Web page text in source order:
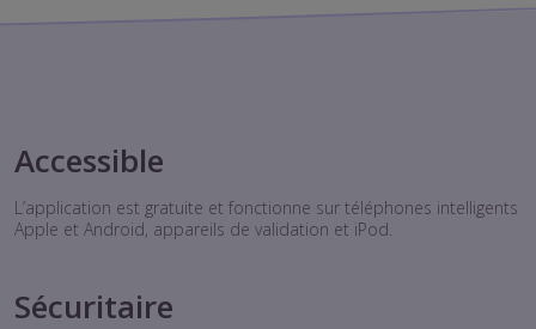
Accessible
L’application est gratuite et fonctionne sur téléphones intelligents
Apple et Android, appareils de validation et iPod.
Sécuritaire